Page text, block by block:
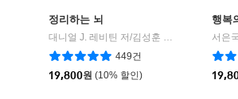
정리하는 뇌
대니얼 J. 레비틴 저/김성훈 역
와이즈베리
449건
19,800원 (10% 할인)
행복
서은